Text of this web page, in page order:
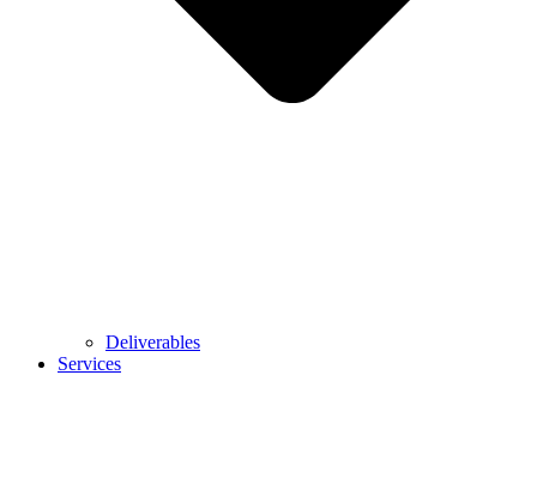
Deliverables
Services